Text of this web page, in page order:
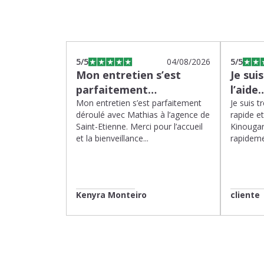
5/5 04/08/2026
Mon entretien s’est
parfaitement…
Mon entretien s’est parfaitement
déroulé avec Mathias à l’agence de
Saint-Etienne. Merci pour l’accueil
et la bienveillance...
Kenyra Monteiro
5/5
Je
Je suis
rapide
cliente